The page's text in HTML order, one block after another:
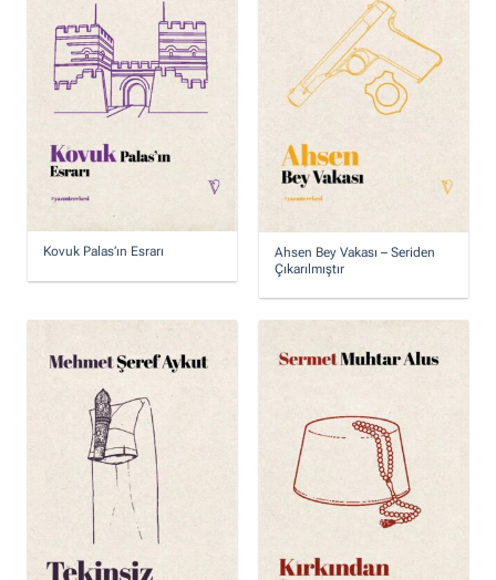
Kovuk Palas’ın Esrarı
Ahsen Bey Vakası – Seriden
Çıkarılmıştır